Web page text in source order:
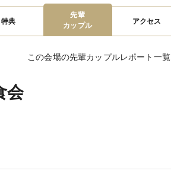
特典
先輩
カップル
アクセス
この会場の先輩カップルレポート一覧
会